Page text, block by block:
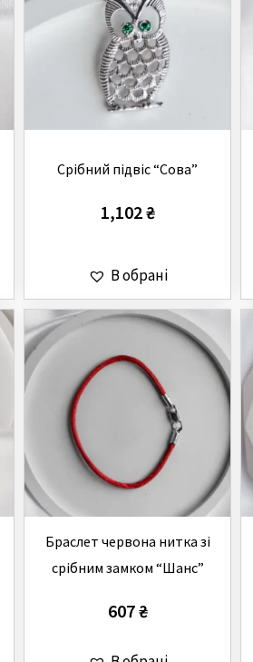
Cрібний підвіс “Сова”
1,102₴
В обрані
Браслет червона нитка зі
срібним замком “Шанс”
607₴